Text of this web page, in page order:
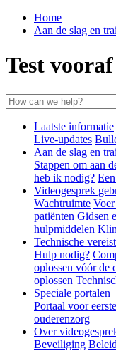
Home
Aan de slag en
Test vooraf
Laatste informatie
Live-updates
Aan de slag en
Stappen om aan
heb ik nodig?
Videogesprek
Wachtruimte
patiënten Gidsen
hulpmiddelen
Technische
Hulp nodig?
oplossen vóór de
oplossen
Speciale portalen
Portaal voor
ouderenzorg
Over
Beveiliging Beleid